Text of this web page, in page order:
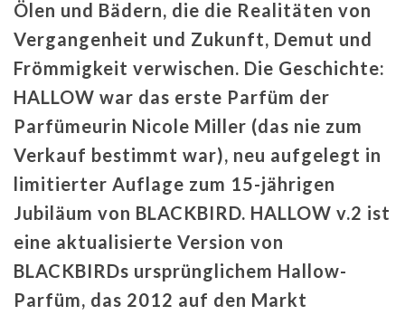
Ölen und Bädern, die die Realitäten von
Vergangenheit und Zukunft, Demut und
Frömmigkeit verwischen. Die Geschichte:
HALLOW war das erste Parfüm der
Parfümeurin Nicole Miller (das nie zum
Verkauf bestimmt war), neu aufgelegt in
limitierter Auflage zum 15-jährigen
Jubiläum von BLACKBIRD. HALLOW v.2 ist
eine aktualisierte Version von
BLACKBIRDs ursprünglichem Hallow-
Parfüm, das 2012 auf den Markt